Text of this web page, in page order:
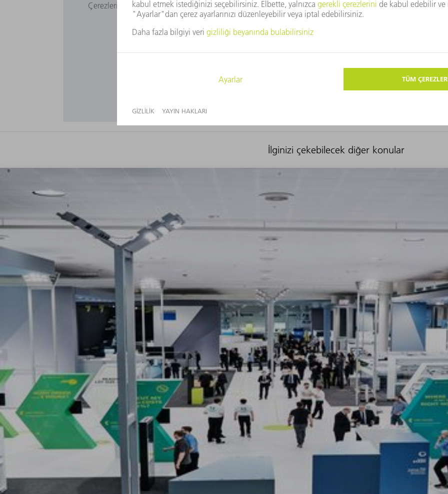
Çerezlerimizi onaylamadığınız için Google Haritalar görüntülenmemektedir. LütfenGizlilik
ayarlarıayarlarını değiştirin.
İlginizi çekebilecek diğer konular